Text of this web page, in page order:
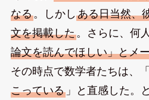
なる。しかし ある日当然、
文を掲載した。さらに、何
論文を読んでほしい」とメ
その時点で数学者たちは、「
こっている」と直感した。